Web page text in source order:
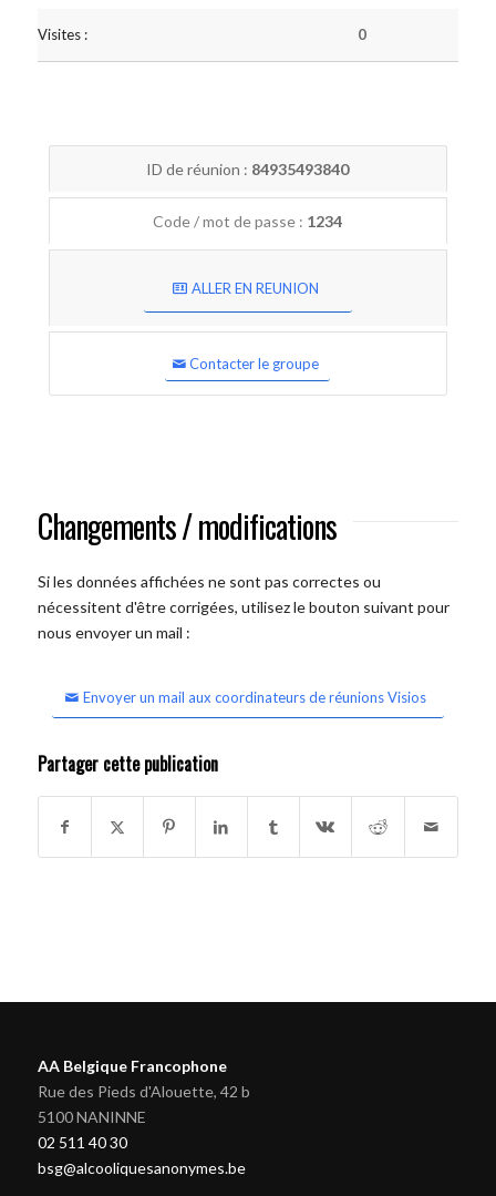
Visites : 0
ID de réunion : 84935493840
Code / mot de passe : 1234
ALLER EN REUNION
Contacter le groupe
Changements / modifications
Si les données affichées ne sont pas correctes ou
nécessitent d'être corrigées, utilisez le bouton suivant pour
nous envoyer un mail :
Envoyer un mail aux coordinateurs de réunions Visios
Partager cette publication
AA Belgique Francophone
Rue des Pieds d'Alouette, 42 b
5100 NANINNE
02 511 40 30
bsg@alcooliquesanonymes.be